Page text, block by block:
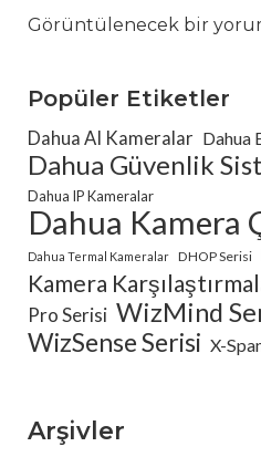
Görüntülenecek bir
Popüler Etiketler
Dahua AI Kameralar Dahua
Dahua Güvenlik
Dahua IP Kameralar
Dahua Kamera
Dahua Termal Kameralar DHOP Serisi
Kamera
Pro Serisi WizMind
WizSense Serisi X-
Arşivler